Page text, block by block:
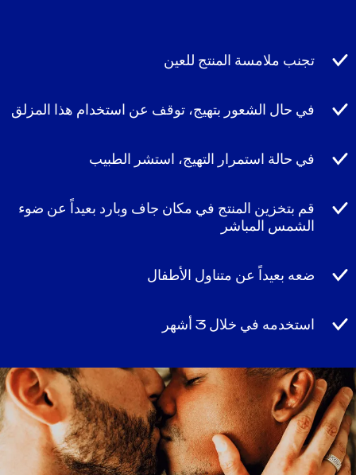
تجنب ملامسة المنتج للعين
في حال الشعور بتهيج، توقف عن استخدام هذا المزلق
في حالة استمرار التهيج، استشر الطبيب
قم بتخزين المنتج في مكان جاف وبارد بعيداً عن ضوء
الشمس المباشر
ضعه بعيداً عن متناول الأطفال
استخدمه في خلال 3 أشهر